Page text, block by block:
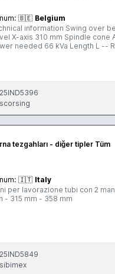
🇧🇪 Belgium
information Swing over
X-axis 310 mm Spindle cone
needed 66 kVa Length L --
25IND5396
scorsing
tezgahları - diğer tipler Tüm
🇮🇹 Italy
per lavorazione tubi con 2
- 315 mm - 358 mm
25IND5849
sibimex